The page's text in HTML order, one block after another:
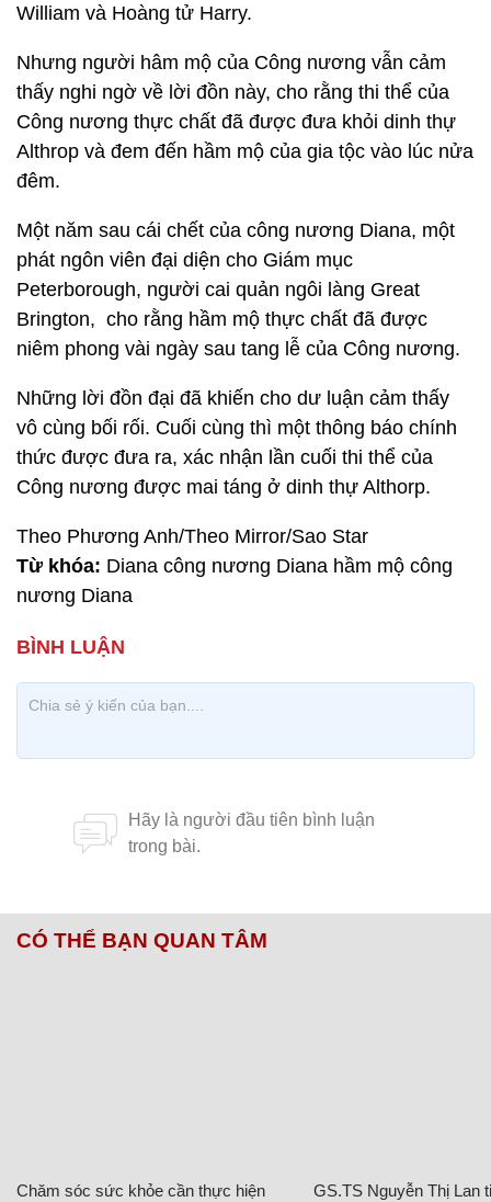
William và Hoàng tử Harry.
Nhưng người hâm mộ của Công nương vẫn cảm
thấy nghi ngờ về lời đồn này, cho rằng thi thể của
Công nương thực chất đã được đưa khỏi dinh thự
Althrop và đem đến hầm mộ của gia tộc vào lúc nửa
đêm.
Một năm sau cái chết của công nương Diana, một
phát ngôn viên đại diện cho Giám mục
Peterborough, người cai quản ngôi làng Great
Brington, cho rằng hầm mộ thực chất đã được
niêm phong vài ngày sau tang lễ của Công nương.
Những lời đồn đại đã khiến cho dư luận cảm thấy
vô cùng bối rối. Cuối cùng thì một thông báo chính
thức được đưa ra, xác nhận lần cuối thi thể của
Công nương được mai táng ở dinh thự Althorp.
Theo Phương Anh/Theo Mirror/Sao Star
Từ khóa: Diana công nương Diana hầm mộ công
nương Diana
CÓ THỂ BẠN QUAN TÂM
Chăm sóc sức khỏe cần thực hiện
GS.TS Nguyễn Thị Lan